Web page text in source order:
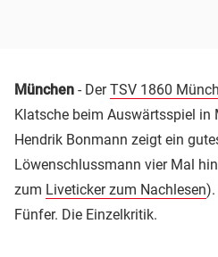
München - DerTSV 1860
Klatsche beim Auswärtsspiel in
Hendrik Bonmann zeigt ein
Löwenschlussmann vier Mal
zum Liveticker zum Nachlesen).
Fünfer. Die Einzelkritik.